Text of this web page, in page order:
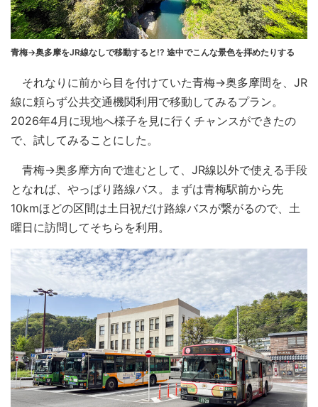
青梅→奥多摩をJR線なしで移動すると!? 途中でこんな景色を拝めたりする
それなりに前から目を付けていた青梅→奥多摩間を、JR
線に頼らず公共交通機関利用で移動してみるプラン。
2026年4月に現地へ様子を見に行くチャンスができたの
で、試してみることにした。
青梅→奥多摩方向で進むとして、JR線以外で使える手段
となれば、やっぱり路線バス。まずは青梅駅前から先
10kmほどの区間は土日祝だけ路線バスが繋がるので、土
曜日に訪問してそちらを利用。